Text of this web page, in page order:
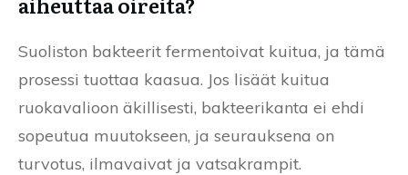
Suoliston bakteerit fermentoivat kuitua, ja tämä
prosessi tuottaa kaasua. Jos lisäät kuitua
ruokavalioon äkillisesti, bakteerikanta ei ehdi
sopeutua muutokseen, ja seurauksena on
turvotus, ilmavaivat ja vatsakrampit.